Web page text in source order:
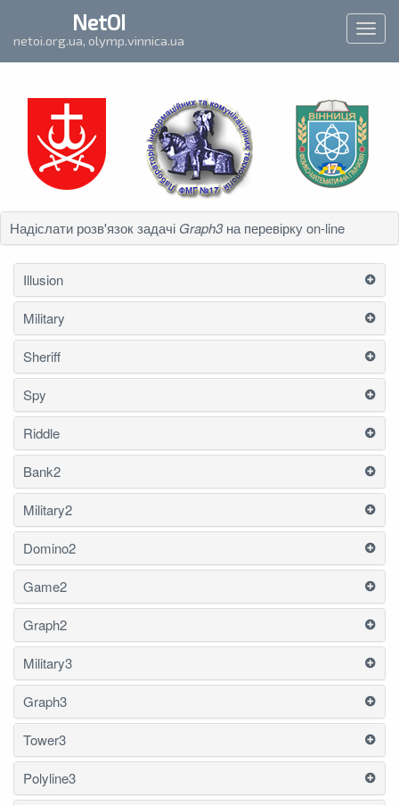
NetOI
netoi.org.ua, olymp.vinnica.ua
Надіслати розв'язок задачі Graph3на перевірку on-line
Illusion
Military
Sheriff
Spy
Riddle
Bank2
Military2
Domino2
Game2
Graph2
Military3
Graph3
Tower3
Polyline3